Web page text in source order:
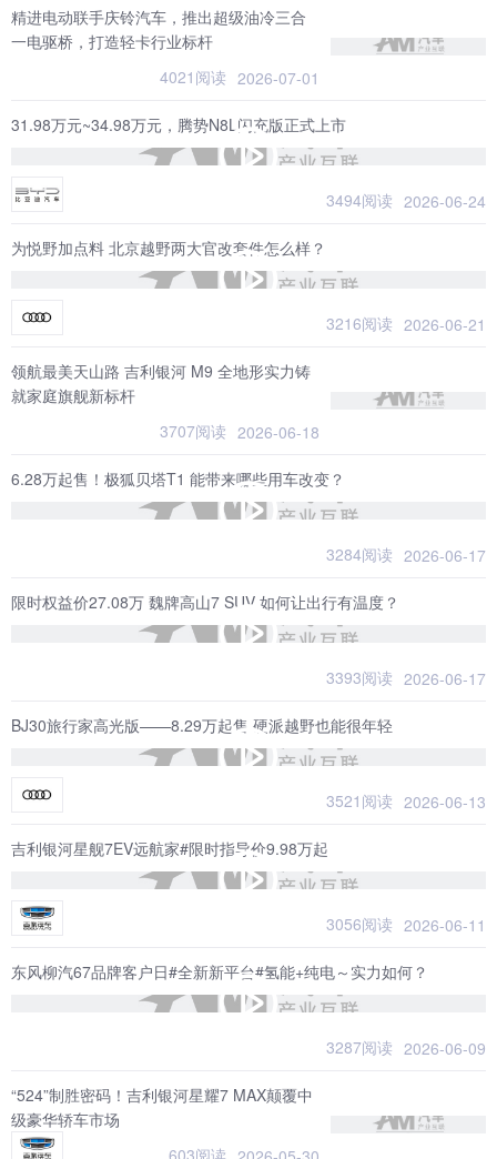
精进电动联手庆铃汽车，推出超级油冷三合
一电驱桥，打造轻卡行业标杆
4021阅读 2026-07-01
31.98万元~34.98万元，腾势N8L闪充版正式上市
3494阅读 2026-06-24
为悦野加点料 北京越野两大官改套件怎么样？
3216阅读 2026-06-21
领航最美天山路 吉利银河 M9 全地形实力铸
就家庭旗舰新标杆
3707阅读 2026-06-18
6.28万起售！极狐贝塔T1 能带来哪些用车改变？
3284阅读 2026-06-17
限时权益价27.08万 魏牌高山7 SUV 如何让出行有温度？
3393阅读 2026-06-17
BJ30旅行家高光版——8.29万起售 硬派越野也能很年轻
3521阅读 2026-06-13
吉利银河星舰7EV远航家#限时指导价9.98万起
3056阅读 2026-06-11
东风柳汽67品牌客户日#全新新平台#氢能+纯电～实力如何？
3287阅读 2026-06-09
“524”制胜密码！吉利银河星耀7 MAX颠覆中
级豪华轿车市场
603阅读